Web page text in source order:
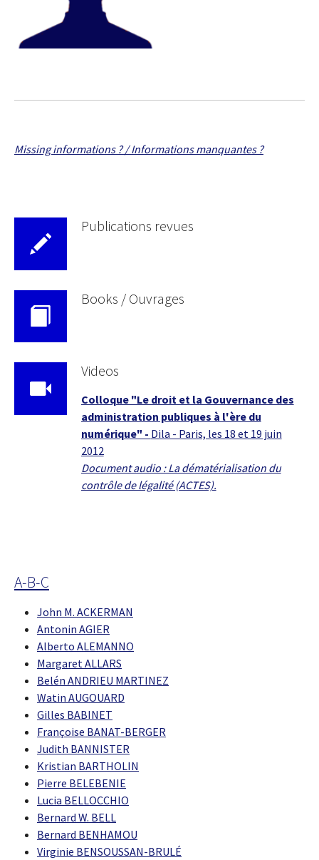
Missing informations ? / Informations manquantes ?
Publications revues
Books / Ouvrages
Videos
Colloque "Le droit et la Gouvernance des
administration publiques à l'ère du
numérique" - Dila - Paris, les 18 et 19 juin
2012
Document audio : La dématérialisation du
contrôle de légalité (ACTES).
A-B-C
John M. ACKERMAN
Antonin AGIER
Alberto ALEMANNO
Margaret ALLARS
Belén ANDRIEU MARTINEZ
Watin AUGOUARD
Gilles BABINET
Françoise BANAT-BERGER
Judith BANNISTER
Kristian BARTHOLIN
Pierre BELEBENIE
Lucia BELLOCCHIO
Bernard W. BELL
Bernard BENHAMOU
Virginie BENSOUSSAN-BRULÉ